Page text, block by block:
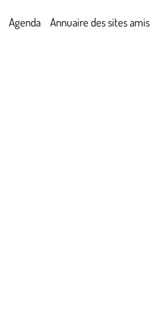
Agenda Annuaire des sites amis